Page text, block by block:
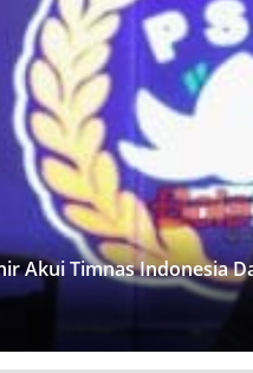
Akui Timnas Indonesia